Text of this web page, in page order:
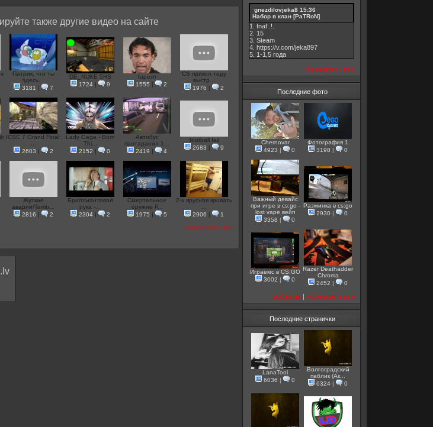
также другие видео на сайте
Патрик, что ты
здесь...
3181 | 7
DE_NUKE 5HS
1724| 9
tupizm
1555 | 2
CS прикол теру
выстр...
1976 | 2
ICSC 7 Grand Final:
2603 | 2
Lady Gaga - Born
Thi...
2152 | 0
Автобус
протаранил 1...
2419 | 4
football fail
2683 | 9
Жуткие
аварии/Terrib...
2816 | 2
Бриллиантовая
рука -...
2304| 2
Смертельное
оружие Р...
1975 | 5
2-х ярусная кровать
2906 | 1
посмотреть все
gnezdilovjeka8 15:36
Набор в клан [PaTRoN]
1. fnaf .!.
2. 15
3. Steam
4. https://v.com/jeka897
5. 1-1,5 годa
посмотреть все
Последние фото
Chernovar
4923 | 0
Фотография 1
3198 | 0
Важный девайс
при игре в cs:go -
lost vape вейп
3358 | 0
Разминка в cs:go
2930 | 0
Играемс в CS:GO
3002 | 0
Razer Deathadder
Chroma
2452 | 0
добавить | посмотреть все
Последние странички
LanaTool
6036 | 0
Волгоградский
паблик (Ак...
6324 | 0